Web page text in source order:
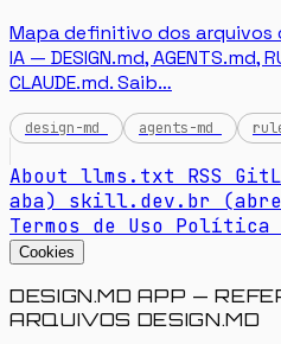
Mapa definitivo dos
IA — DESIGN.md, AGENTS.md,
CLAUDE.md. Saib…
design-md agents-md
About llms.txt RSS
aba)
skill.dev.br
Termos de Uso Política
Cookies
DESIGN.MD APP —
ARQUIVOS DESIGN.MD